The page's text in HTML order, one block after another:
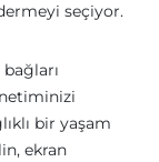
seçiyor.
bir yaşam
ekran